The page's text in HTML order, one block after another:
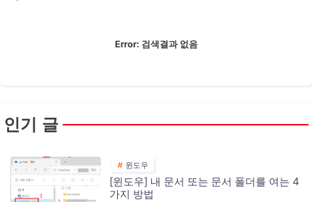
Error: 검색결과 없음
인기 글
윈도우
[윈도우] 내 문서 또는 문서 폴더를 여는 4
가지 방법